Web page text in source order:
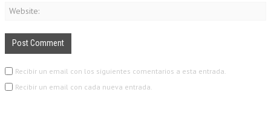
Recibir un email con los siguientes comentarios a esta entrada.
Recibir un email con cada nueva entrada.